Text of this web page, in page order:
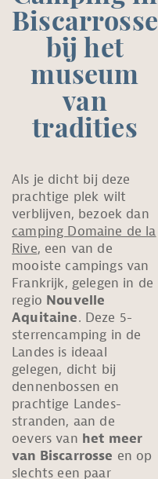
Biscarrosse
bij het
museum
van
tradities
Als je dicht bij deze
prachtige plek wilt
verblijven, bezoek dan
camping Domaine de la
Rive, een van de
mooiste campings van
Frankrijk, gelegen in de
regio Nouvelle
Aquitaine. Deze 5-
sterrencamping in de
Landes is ideaal
gelegen, dicht bij
dennenbossen en
prachtige Landes-
stranden, aan de
oevers van het meer
van Biscarrosse en op
slechts een paar